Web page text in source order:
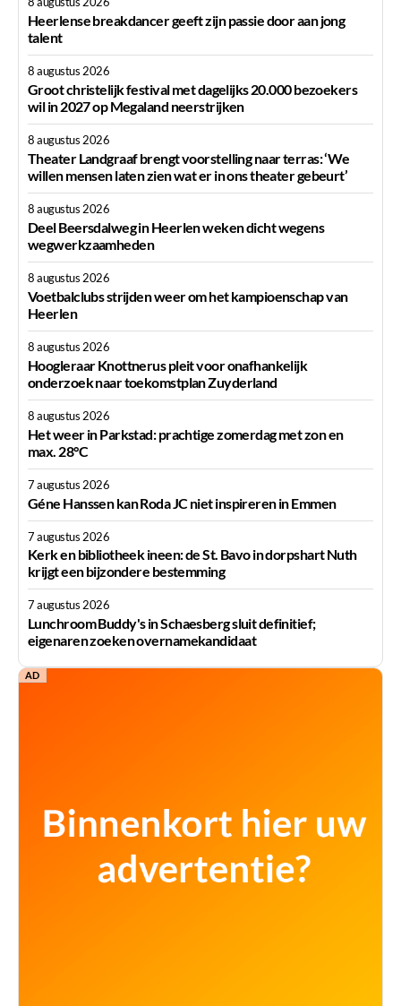
Heerlense breakdancer geeft zijn passie door aan jong
talent
8 augustus 2026
Groot christelijk festival met dagelijks 20.000 bezoekers
wil in 2027 op Megaland neerstrijken
8 augustus 2026
Theater Landgraaf brengt voorstelling naar terras: ‘We
willen mensen laten zien wat er in ons theater gebeurt’
8 augustus 2026
Deel Beersdalweg in Heerlen weken dicht wegens
wegwerkzaamheden
8 augustus 2026
Voetbalclubs strijden weer om het kampioenschap van
Heerlen
8 augustus 2026
Hoogleraar Knottnerus pleit voor onafhankelijk
onderzoek naar toekomstplan Zuyderland
8 augustus 2026
Het weer in Parkstad: prachtige zomerdag met zon en
max. 28°C
7 augustus 2026
Géne Hanssen kan Roda JC niet inspireren in Emmen
7 augustus 2026
Kerk en bibliotheek ineen: de St. Bavo in dorpshart Nuth
krijgt een bijzondere bestemming
7 augustus 2026
Lunchroom Buddy's in Schaesberg sluit definitief;
eigenaren zoeken overnamekandidaat
AD